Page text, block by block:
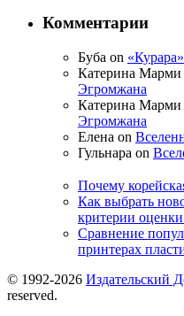
Комментарии
Буба on
Катерина Марми
Эгромжана
Катерина Марми
Эгромжана
Елена on
Гульнара on
Почему
Как выбрать
критерии
Сравнение
принтерах
© 1992-2026 Издательский
reserved.